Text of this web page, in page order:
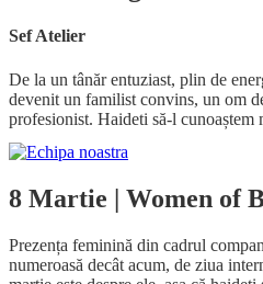
Sef Atelier
De la un tânăr entuziast, plin de
devenit un familist convins, un om
profesionist. Haideti să-l cunoaștem
8 Martie | Women of
Prezența feminină din cadrul
numeroasă decât acum, de ziua